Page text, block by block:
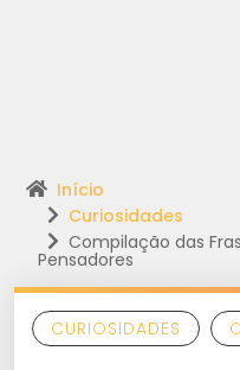
Início
Curiosidades
Compilação das
Pensadores
CURIOSIDADES